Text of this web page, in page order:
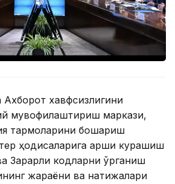
Ахборот хавфсизлигини
мувофиқлаштириш маркази,
тармоқларини бошқариш
ҳодисаларига қарши курашиш
Зарарли кодларни ўрганиш
жараёни ва натижалари